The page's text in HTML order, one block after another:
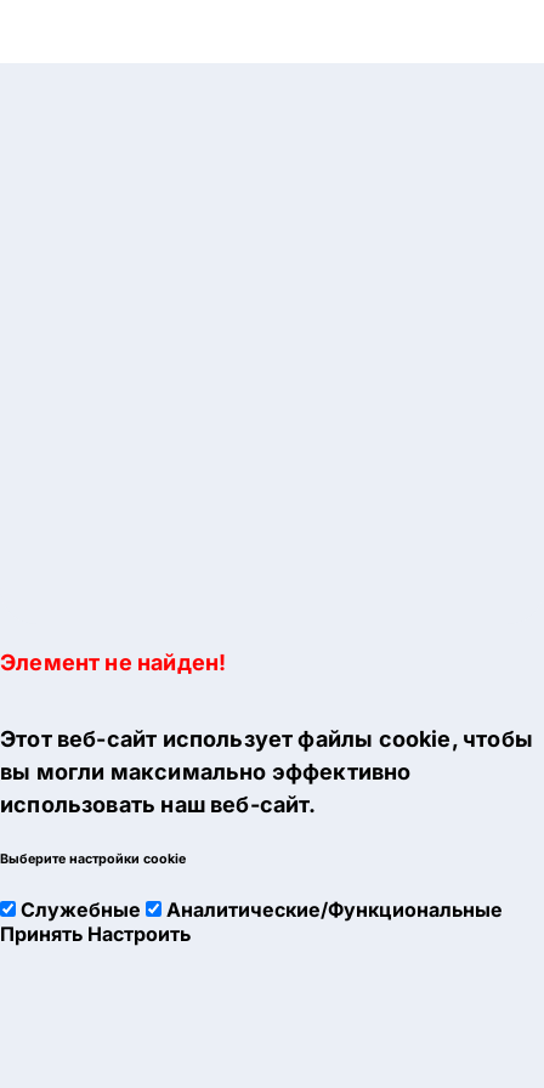
Элемент не найден!
Этот веб-сайт использует файлы cookie, чтобы
вы могли максимально эффективно
использовать наш веб-сайт.
Выберите настройки cookie
Служебные
Аналитические/Функциональные
Принять Настроить